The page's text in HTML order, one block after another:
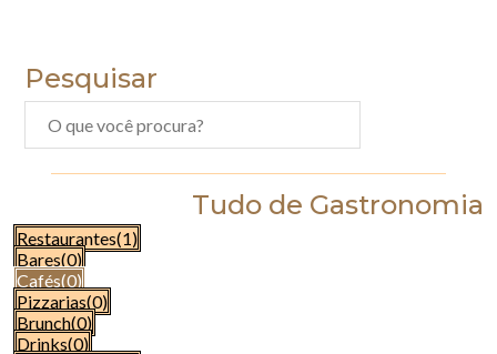
Pesquisar
Tudo de Gastronomia
Restaurantes(1)
Bares(0)
Cafés(0)
Pizzarias(0)
Brunch(0)
Drinks(0)